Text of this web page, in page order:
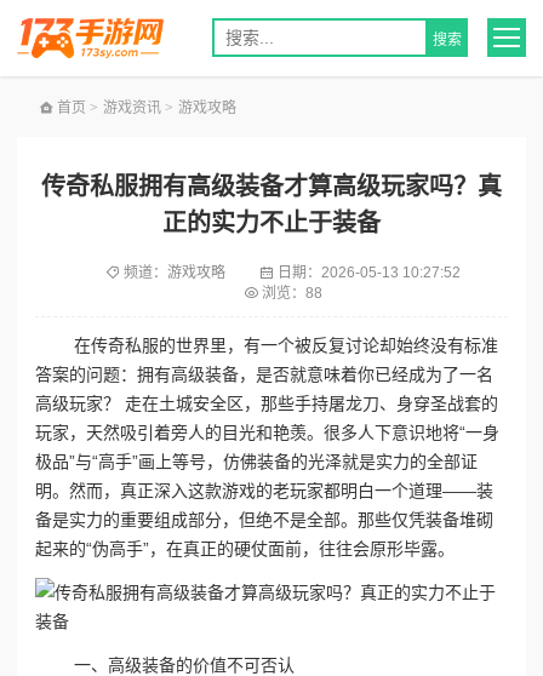
首页 > 游戏资讯 > 游戏攻略
传奇私服拥有高级装备才算高级玩家吗？真
正的实力不止于装备
频道： 游戏攻略 日期： 2026-05-13 10:27:52
浏览：88
在传奇私服的世界里，有一个被反复讨论却始终没有标准
答案的问题：拥有高级装备，是否就意味着你已经成为了一名
高级玩家？ 走在土城安全区，那些手持屠龙刀、身穿圣战套的
玩家，天然吸引着旁人的目光和艳羡。很多人下意识地将“一身
极品”与“高手”画上等号，仿佛装备的光泽就是实力的全部证
明。然而，真正深入这款游戏的老玩家都明白一个道理——装
备是实力的重要组成部分，但绝不是全部。那些仅凭装备堆砌
起来的“伪高手”，在真正的硬仗面前，往往会原形毕露。
一、高级装备的价值不可否认